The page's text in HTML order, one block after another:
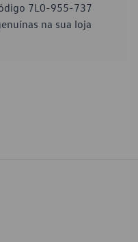
7L0-955-737
na sua loja